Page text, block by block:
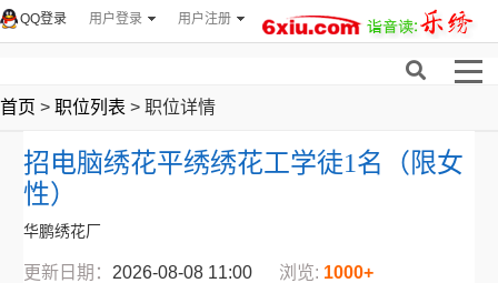
用户登录 用户注册
QQ登录
首页 > 职位列表 > 职位详情
招电脑绣花平绣绣花工学徒1名（限女
性）
华鹏绣花厂
更新日期： 2026-08-08 11:00 浏览: 1000+